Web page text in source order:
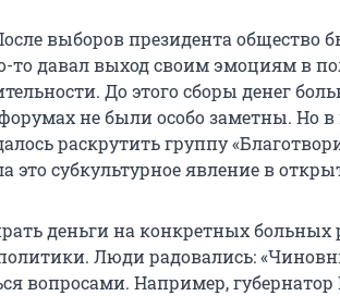
выборов президента общество
то давал выход своим эмоциям в
До этого сборы денег
не были особо заметны. Но в
раскрутить группу
это субкультурное явление в
деньги на конкретных больных
Люди радовались:
вопросами. Например,